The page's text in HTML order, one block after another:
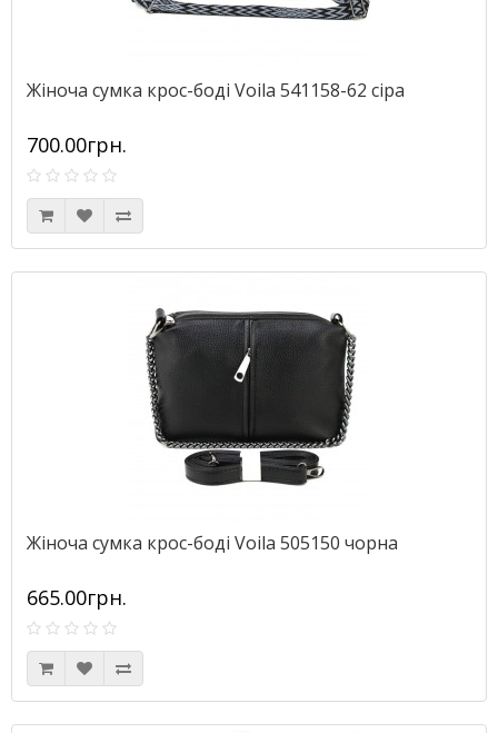
Жіноча сумка крос-боді Voila 541158-62 сіра
700.00грн.
Жіноча сумка крос-боді Voila 505150 чорна
665.00грн.